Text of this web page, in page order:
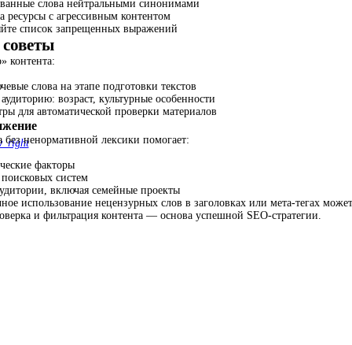
слова нейтральными синонимами
ресурсы с агрессивным контентом
список запрещенных выражений
контента:
слова на этапе подготовки текстов
возраст, культурные особенности
для автоматической проверки материалов
ненормативной лексики помогает:
факторы
систем
включая семейные проекты
использование нецензурных слов в заголовках или мета-тегах
и фильтрация контента — основа успешной SEO-стратегии.